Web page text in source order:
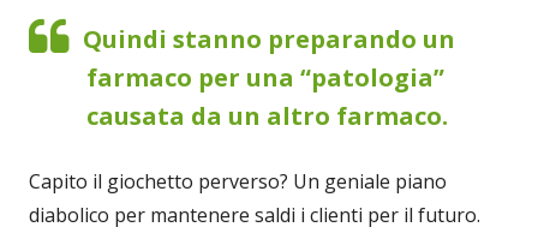
Quindi stanno preparando un
farmaco per una “patologia”
causata da un altro farmaco.
Capito il giochetto perverso? Un geniale piano
diabolico per mantenere saldi i clienti per il futuro.